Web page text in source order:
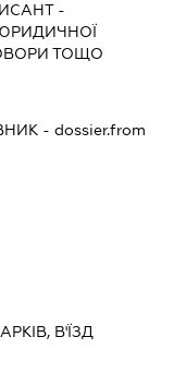
-
ЮРИДИЧНОЇ
ТОЩО
- dossier.from
В'ЇЗД